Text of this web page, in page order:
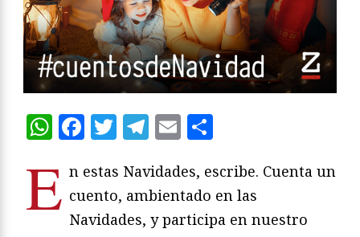
WhatsApp
Facebook
Twitter
Telegram
Email
E n estas Navidades, escribe. Cuenta un
cuento, ambientado en las
Navidades, y participa en nuestro